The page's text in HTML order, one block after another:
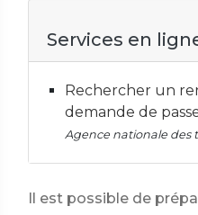
Services en
Rechercher un
demande de
Agence nationale des
Il est possible de